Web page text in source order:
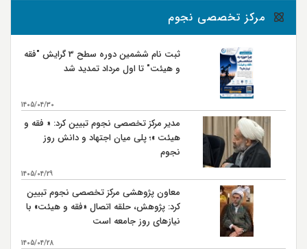
شهادت صحابي بزرگوار عمار ياسر در صفين سال 37 هـ ق
9 جنگ نهروان سال 38 هـ ق
14
شهادت محمد بن ابي بكر كارگزار حضرت امام علي (ع) در
17
شهادت حضرت امام علي بن موسی الرضا (ع) سال 203 هـ
ق بنا به روايتي
20
اربعين حسيني و ورود كاروان اهل بيت امام حسين (ع) به
28 رحلت حضرت رسول اكرم (ص)سال 11 هـ ق
28
روایتی
مرکز تخصصی نجوم
ثبت نام ششمین دوره سطح 3 گرایش "فقه
و هیئت" تا اول مرداد تمدید شد
1405/04/30
مدیر مرکز تخصصی نجوم تبیین کرد: « فقه و
هیئت »؛ پلی میان اجتهاد و دانش روز
نجوم
1405/04/29
معاون پژوهشی مرکز تخصصی نجوم تبیین
کرد: پژوهش، حلقه اتصال «فقه و هیئت» با
نیازهای روز جامعه است
1405/04/28